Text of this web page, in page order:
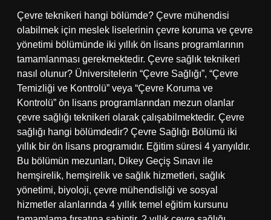
Çevre teknikeri hangi bölümde? Çevre mühendisi
olabilmek için meslek liselerinin çevre koruma ve çevre
yönetimi bölümünde iki yıllık ön lisans programlarının
tamamlanması gerekmektedir. Çevre sağlık teknikeri
nasıl olunur? Üniversitelerin “Çevre Sağlığı”, “Çevre
Temizliği ve Kontrolü” veya “Çevre Koruma ve
Kontrolü” ön lisans programlarından mezun olanlar
çevre sağlığı teknikeri olarak çalışabilmektedir. Çevre
sağlığı hangi bölümdedir? Çevre Sağlığı Bölümü iki
yıllık bir ön lisans programıdır. Eğitim süresi 4 yarıyıldır.
Bu bölümün mezunları, Dikey Geçiş Sınavı ile
hemşirelik, hemşirelik ve sağlık hizmetleri, sağlık
yönetimi, biyoloji, çevre mühendisliği ve sosyal
hizmetler alanlarında 4 yıllık temel eğitim kursunu